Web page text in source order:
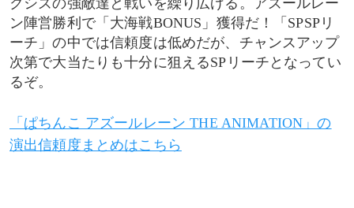
リーチパターン/ルートごとの各チャンスアップ信
頼度
デフォルトルート
ン陣営勝利で「大海戦BONUS」獲得だ！「SPSPリ
ーチ」の中では信頼度は低めだが、チャンスアップ
次第で大当たりも十分に狙えるSPリーチとなってい
るぞ。
「ぱちんこ アズールレーン THE ANIMATION」の
演出信頼度まとめはこちら